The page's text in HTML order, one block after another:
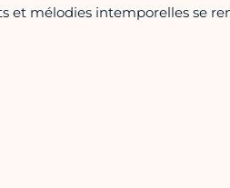
et mélodies intemporelles se